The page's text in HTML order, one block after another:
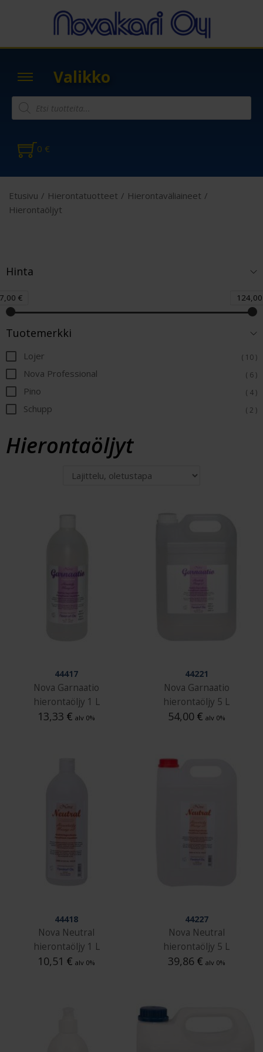
Valikko
0 €
Etusivu / Hierontatuotteet / Hierontaväliaineet /
Hierontaöljyt
Hinta
€
Tuotemerkki
Lojer ( 10 )
Nova Professional ( 6 )
Pino ( 4 )
Schupp ( 2 )
Hierontaöljyt
44417
Nova Garnaatio
hierontaöljy 1 L
13,33 € alv 0%
44221
Nova Garnaatio
hierontaöljy 5 L
54,00 € alv 0%
44418
Nova Neutral
hierontaöljy 1 L
10,51 € alv 0%
44227
Nova Neutral
hierontaöljy 5 L
39,86 € alv 0%